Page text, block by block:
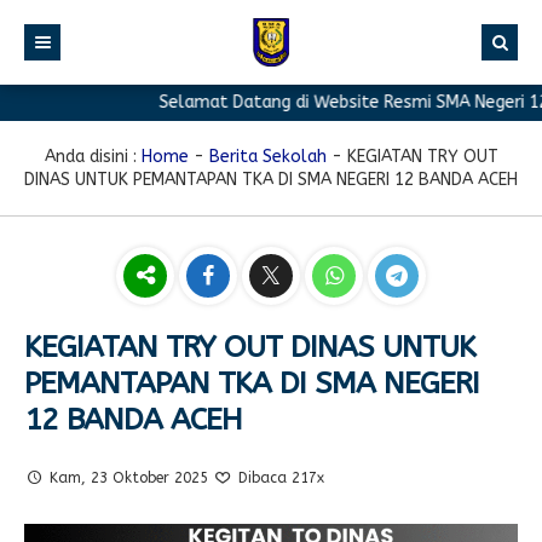
PROFIL
Akreditasi
Struktur Organisasi
Sekolah
Komite
Osis
Berita Sekolah
Artikel
Blog Guru
Pengumuman
Agenda
Ekstrakurikuler
Pramuka
PMR
Klub Bahasa
Design Grafis
FASILITAS
GALERI
FOTO
VIDEO
PPDB
DOWNLOAD
TAUTAN
Selamat Datang di Website Resmi SMA Negeri 12
Anda disini : Home - Berita Sekolah - KEGIATAN TRY OUT
DINAS UNTUK PEMANTAPAN TKA DI SMA NEGERI 12 BANDA ACEH
KEGIATAN TRY OUT DINAS UNTUK
PEMANTAPAN TKA DI SMA NEGERI
12 BANDA ACEH
Kam, 23 Oktober 2025 Dibaca 217x